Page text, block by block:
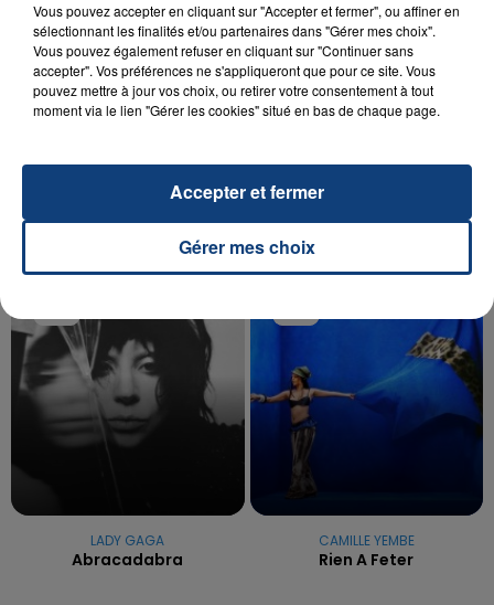
20 juillet 2026
UNE ADOLESCENTE DEVANT SE FAIRE
reconnu sa responsabilité et présenté ses
excuses.
TITRES DIFFUSÉS
LADY GAGA
Abracadabra
CAMILLE YEMBE
Rien A Feter
Vous pouvez accepter en cliquant sur "Accepter et fermer", ou affiner en
sélectionnant les finalités et/ou partenaires dans "Gérer mes choix".
Vous pouvez également refuser en cliquant sur "Continuer sans
accepter". Vos préférences ne s'appliqueront que pour ce site. Vous
pouvez mettre à jour vos choix, ou retirer votre consentement à tout
moment via le lien "Gérer les cookies" situé en bas de chaque page.
Gérer mes choix
Accepter et fermer